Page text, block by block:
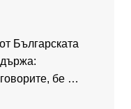
Българската
бе …